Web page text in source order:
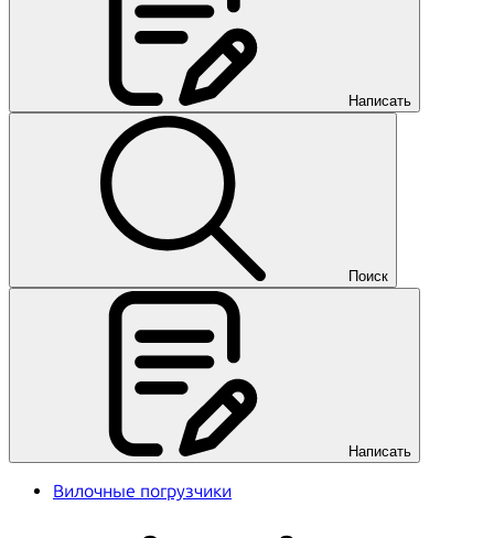
Написать
Поиск
Написать
Вилочные погрузчики